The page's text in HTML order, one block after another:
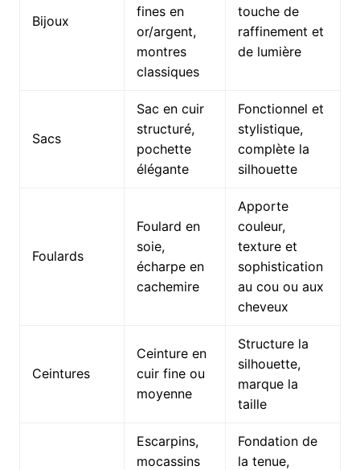
Bijoux
fines en
or/argent,
montres
classiques
touche de
raffinement et
de lumière
Sacs
Sac en cuir
structuré,
pochette
élégante
Fonctionnel et
stylistique,
complète la
silhouette
Foulards
Foulard en
soie,
écharpe en
cachemire
Apporte
couleur,
texture et
sophistication
au cou ou aux
cheveux
Ceintures
Ceinture en
cuir fine ou
moyenne
Structure la
silhouette,
marque la
taille
Escarpins,
mocassins
Fondation de
la tenue,